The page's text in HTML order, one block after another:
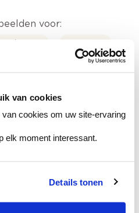
van cookies
cookies om uw site-ervaring
elk moment interessant.
Details tonen
voor:
aan huis